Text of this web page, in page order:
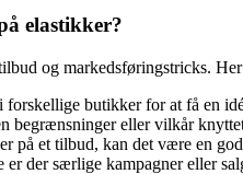
elastikker?
og markedsføringstricks.
forskellige butikker for at få en
begrænsninger eller vilkår
på et tilbud, kan det være en
er der særlige kampagner eller